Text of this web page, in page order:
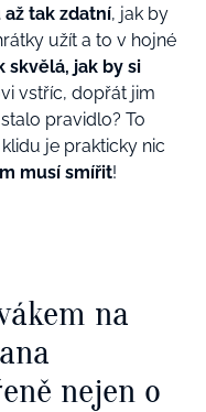
až tak zdatní, jak by
užít a to v hojné
skvělá, jak by si
vstříc, dopřát jim
pravidlo? To
je prakticky nic
musí smířit!
na
nejen o